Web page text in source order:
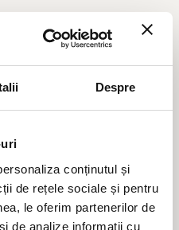
Despre
conținutul și
de rețele sociale și pentru
le oferim partenerilor de
de analize informații cu
vegane naturale,
formulate cu
de produse cosmetice